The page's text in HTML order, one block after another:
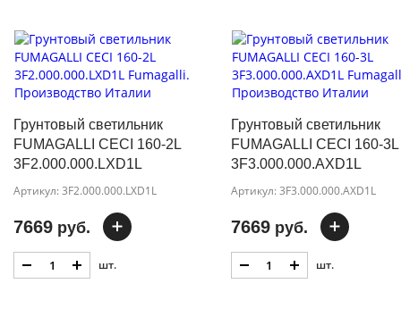
Грунтовый светильник
FUMAGALLI CECI 160-2L
3F2.000.000.LXD1L
Артикул: 3F2.000.000.LXD1L
7669 руб.
шт.
Грунтовый светильник
FUMAGALLI CECI 160-3L
3F3.000.000.AXD1L
Артикул: 3F3.000.000.AXD1L
7669руб.
шт.